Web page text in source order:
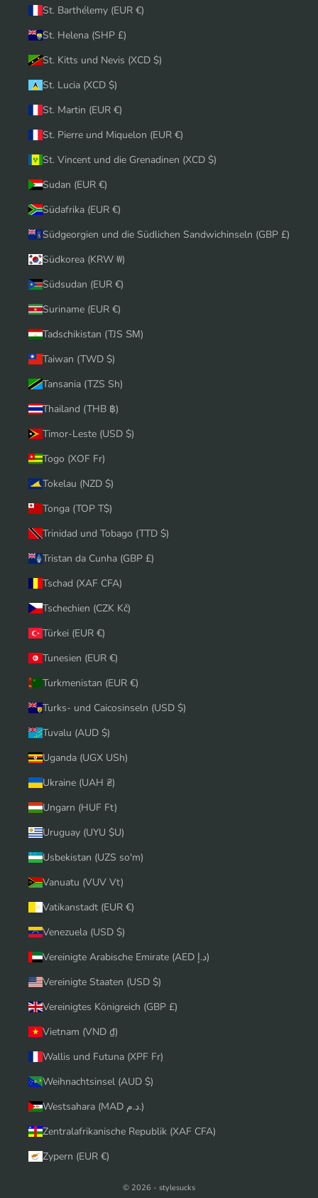
St. Barthélemy (EUR €)
St. Helena (SHP £)
St. Kitts und Nevis (XCD $)
St. Lucia (XCD $)
St. Martin (EUR €)
St. Pierre und Miquelon (EUR €)
St. Vincent und die Grenadinen (XCD $)
Sudan (EUR €)
Südafrika (EUR €)
Südgeorgien und die Südlichen Sandwichinseln (GBP £)
Südkorea (KRW ₩)
Südsudan (EUR €)
Suriname (EUR €)
Tadschikistan (TJS ЅМ)
Taiwan (TWD $)
Tansania (TZS Sh)
Thailand (THB ฿)
Timor-Leste (USD $)
Togo (XOF Fr)
Tokelau (NZD $)
Tonga (TOP T$)
Trinidad und Tobago (TTD $)
Tristan da Cunha (GBP £)
Tschad (XAF CFA)
Tschechien (CZK Kč)
Türkei (EUR €)
Tunesien (EUR €)
Turkmenistan (EUR €)
Turks- und Caicosinseln (USD $)
Tuvalu (AUD $)
Uganda (UGX USh)
Ukraine (UAH ₴)
Ungarn (HUF Ft)
Uruguay (UYU $U)
Usbekistan (UZS so'm)
Vanuatu (VUV Vt)
Vatikanstadt (EUR €)
Venezuela (USD $)
Vereinigte Arabische Emirate (AED د.إ)
Vereinigte Staaten (USD $)
Vereinigtes Königreich (GBP £)
Vietnam (VND ₫)
Wallis und Futuna (XPF Fr)
Weihnachtsinsel (AUD $)
Westsahara (MAD د.م.)
Zentralafrikanische Republik (XAF CFA)
Zypern (EUR €)
© 2026 - stylesucks